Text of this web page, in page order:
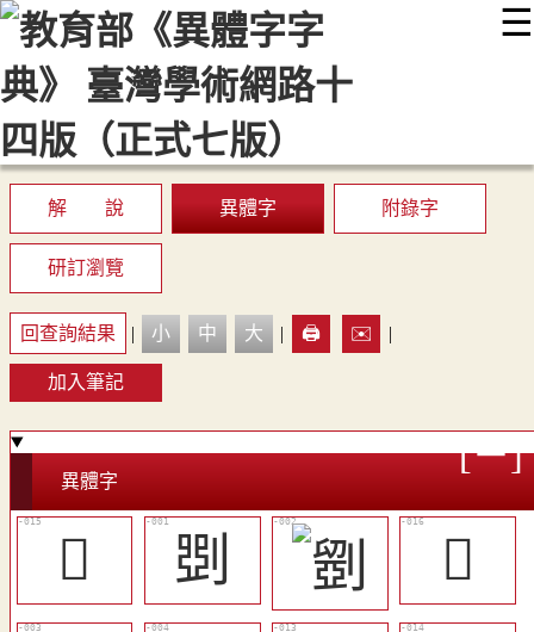
☰
::: 最新消息 常見問題 編輯說明
顯示模式
網站導覽
解 說 異體字 附錄字
研訂瀏覽
回查詢結果 | 小 中 大 | 🖨️ ✉️ |
加入筆記
異體字
󰞌 㓸
󷪺